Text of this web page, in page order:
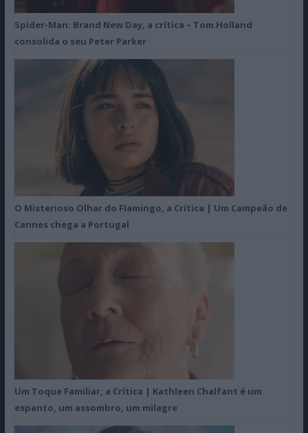
Spider-Man: Brand New Day, a crítica – Tom Holland
consolida o seu Peter Parker
O Misterioso Olhar do Flamingo, a Crítica | Um Campeão de
Cannes chega a Portugal
Um Toque Familiar, a Crítica | Kathleen Chalfant é um
espanto, um assombro, um milagre